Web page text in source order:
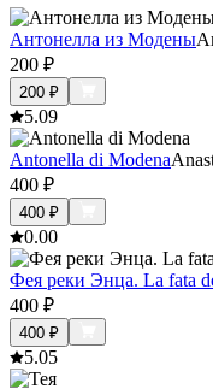
Антонелла из Модены
200 ₽
200 ₽
5.09
Antonella di Modena
400 ₽
400 ₽
0.00
Фея реки Энца. La fata
400 ₽
400 ₽
5.05